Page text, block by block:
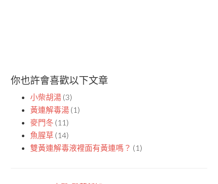
你也許會喜歡以下文章
小柴胡湯 (3)
黃連解毒湯 (1)
麥門冬 (11)
魚腥草 (14)
雙黃連解毒液裡面有黃連嗎？ (1)